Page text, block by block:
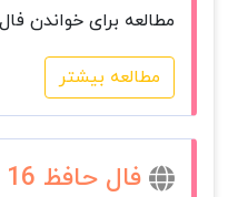
مطالعه برای خواندن
مطالعه بیشتر
فال حافظ 16 مرداد 1402